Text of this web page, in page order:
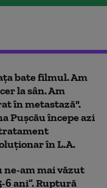
bate filmul. Am
la sân. Am
în metastază".
Pușcău începe azi
în L.A.
ne-am mai văzut
6 ani”. Ruptură